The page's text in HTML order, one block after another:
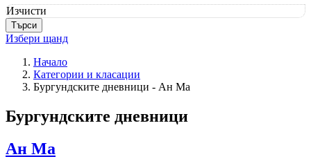
Изчисти
Избери щанд
Начало
Категории и класации
Бургундските дневници - Ан Ма
Бургундските дневници
Ан Ма